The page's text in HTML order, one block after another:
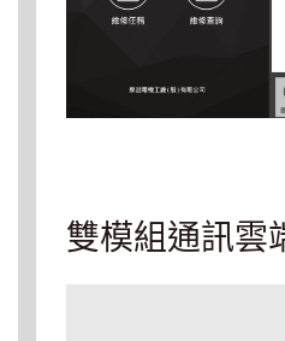
雙模組通訊雲